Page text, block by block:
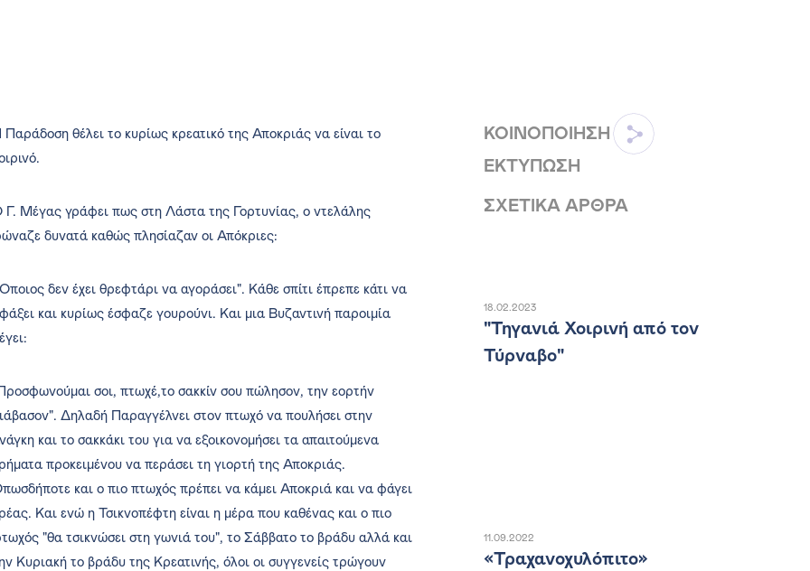
Παράδοση θέλει το κυρίως κρεατικό της Αποκριάς να είναι το
Γ. Μέγας γράφει πως στη Λάστα της Γορτυνίας, ο ντελάλης
δυνατά καθώς πλησίαζαν οι Απόκριες:
δεν έχει θρεφτάρι να αγοράσει". Κάθε σπίτι έπρεπε κάτι να
και κυρίως έσφαζε γουρούνι. Και μια Βυζαντινή παροιμία
σοι, πτωχέ,το σακκίν σου πώλησον, την εορτήν
Δηλαδή Παραγγέλνει στον πτωχό να πουλήσει στην
και το σακκάκι του για να εξοικονομήσει τα απαιτούμενα
προκειμένου να περάσει τη γιορτή της Αποκριάς.
και ο πιο πτωχός πρέπει να κάμει Αποκριά και να φάγει
Και ενώ η Τσικνοπέφτη είναι η μέρα που καθένας και ο πιο
"θα τσικνώσει στη γωνιά του", το Σάββατο το βράδυ αλλά και
Κυριακή το βράδυ της Κρεατινής, όλοι οι συγγενείς τρώγουν
ΚΟΙΝΟΠΟΙΗΣΗ
ΕΚΤΥΠΩΣΗ
ΣΧΕΤΙΚΑ ΑΡΘΡΑ
18.02.2023
"Τηγανιά Χοιρινή από τον
Τύρναβο"
11.09.2022
«Τραχανοχυλόπιτο»